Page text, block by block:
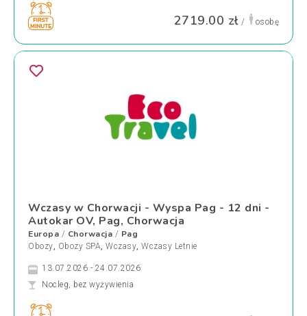
2719.00 zł / osobę
Wczasy w Chorwacji - Wyspa Pag - 12 dni -
Autokar OV, Pag, Chorwacja
Europa / Chorwacja / Pag
Obozy, Obozy SPA, Wczasy, Wczasy Letnie
13.07.2026 - 24.07.2026
Nocleg, bez wyżywienia